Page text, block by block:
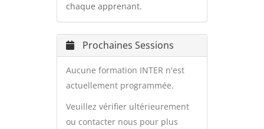
chaque apprenant.
Prochaines Sessions
Aucune formation INTER n'est
actuellement programmée.
Veuillez vérifier ultérieurement
ou contacter nous pour plus